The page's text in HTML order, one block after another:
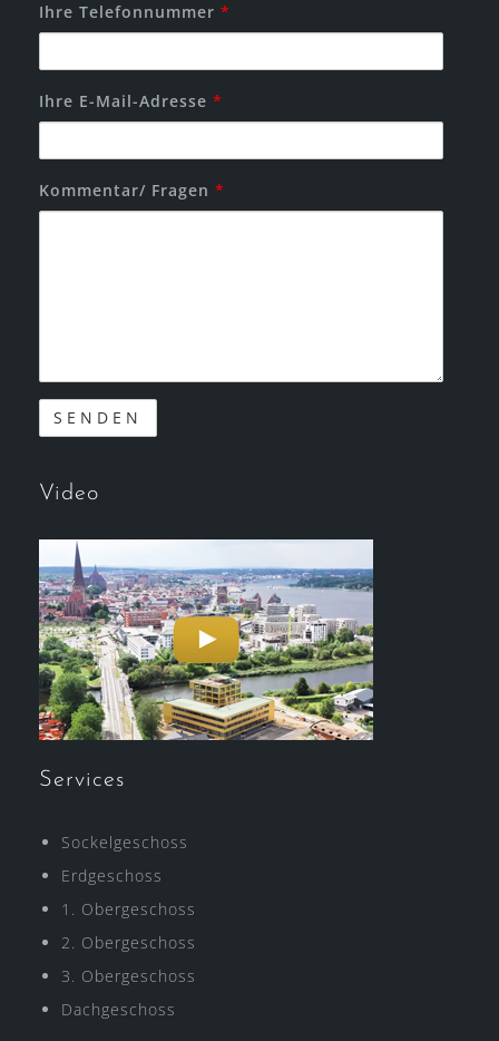
Ihre Telefonnummer *
Ihre E-Mail-Adresse *
Kommentar/ Fragen *
Video
Services
Sockelgeschoss
Erdgeschoss
1. Obergeschoss
2. Obergeschoss
3. Obergeschoss
Dachgeschoss